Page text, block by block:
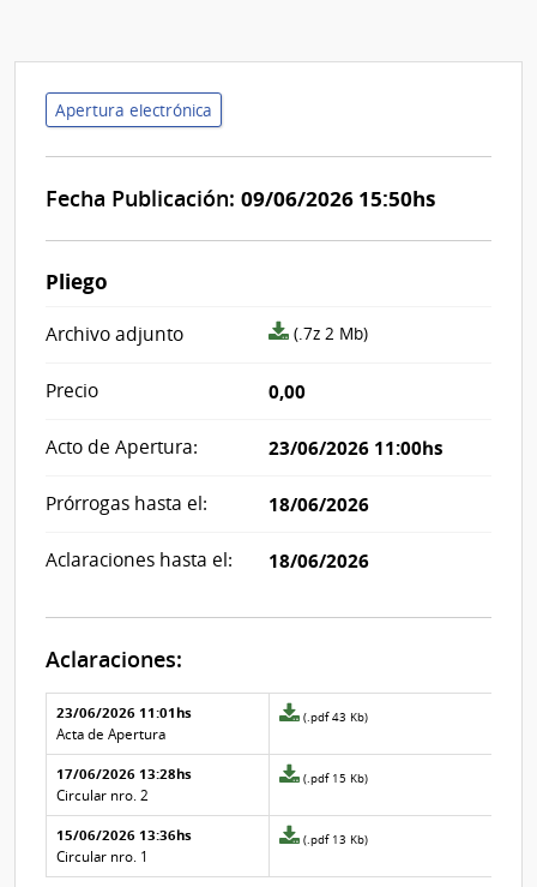
Apertura electrónica
Fecha Publicación: 09/06/2026 15:50hs
Pliego
Archivo adjunto
archivo
(.7z 2 Mb)
Precio 0,00
Acto de Apertura: 23/06/2026 11:00hs
Prórrogas hasta el: 18/06/2026
Aclaraciones hasta el: 18/06/2026
Aclaraciones:
Aclaraciones del llamado
Fecha y
texto de
la
aclaración
Archivo
de la
aclaración
23/06/2026 11:01hs
Acta de Apertura
Archivo
de
la
Nº
2
(.pdf 43 Kb)
17/06/2026 13:28hs
Circular nro. 2
Archivo
de
la
Nº
(.pdf 15 Kb)
15/06/2026 13:36hs
Circular nro. 1
Archivo
de
(.pdf 13 Kb)